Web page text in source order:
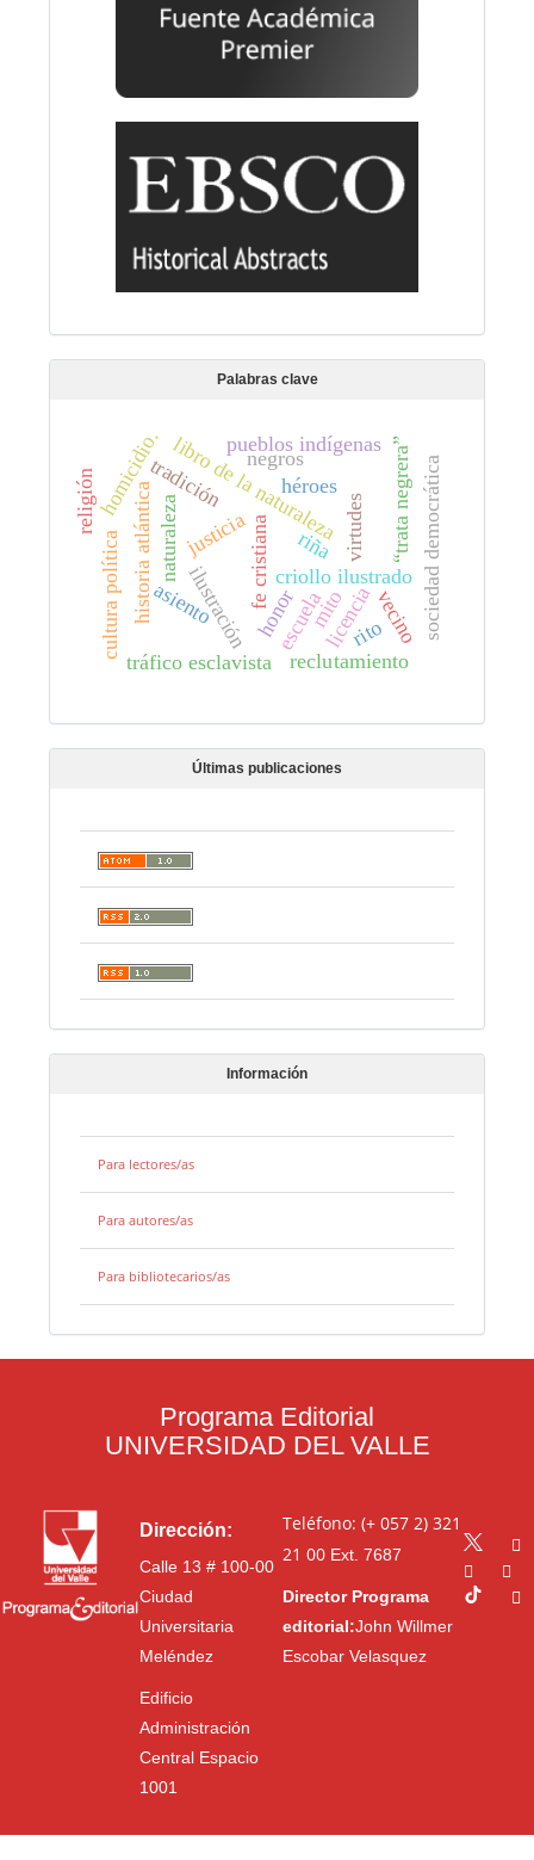
Palabras clave
ilustración criollo ilustrado
fe cristiana virtudes
libro de la naturaleza
tráfico esclavista
“trata negrera”
asiento licencia
historia atlántica
pueblos indígenas
naturaleza
vecino
reclutamiento
justicia
honor
riña
homicidio. héroes
escuela
cultura política
religión
rito
mito
tradición negros sociedad democrática
Últimas publicaciones
Información
Para lectores/as
Para autores/as
Para bibliotecarios/as
Programa Editorial
UNIVERSIDAD DEL VALLE
Dirección:
Calle 13 # 100-00
Ciudad
Universitaria
Meléndez
Edificio
Administración
Central Espacio
1001
Teléfono: (+ 057 2) 321
21 00Ext. 7687
Director Programa
editorial:John Willmer
Escobar Velasquez